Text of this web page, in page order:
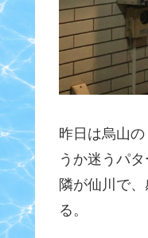
昨日は烏山
うか迷うパ
隣が仙川で
る。